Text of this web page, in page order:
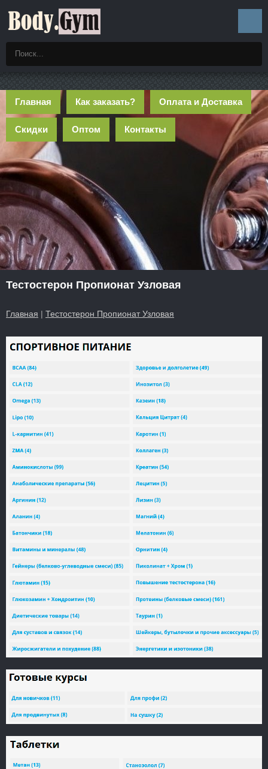
Главная Как заказать? Оплата и Доставка
Скидки Оптом Контакты
Тестостерон Пропионат Узловая
Главная | Тестостерон Пропионат Узловая